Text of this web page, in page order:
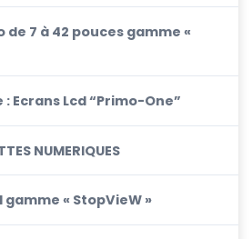
de 7 à 42 pouces gamme «
Ecrans Lcd “Primo-One”
NUMERIQUES
« StopVieW »